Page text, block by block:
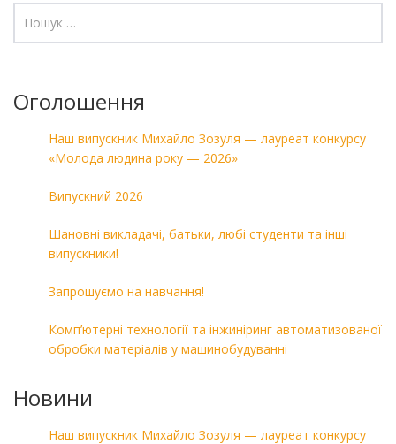
Оголошення
Наш випускник Михайло Зозуля — лауреат конкурсу
«Молода людина року — 2026»
Випускний 2026
Шановні викладачі, батьки, любі студенти та інші
випускники!
Запрошуємо на навчання!
Комп’ютерні технології та інжиніринг автоматизованої
обробки матеріалів у машинобудуванні
Новини
Наш випускник Михайло Зозуля — лауреат конкурсу